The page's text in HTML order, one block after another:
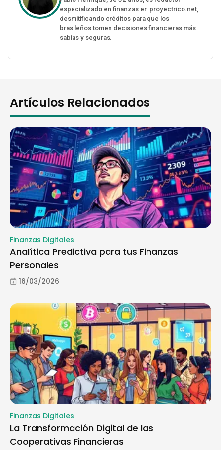
especializado en finanzas en proyectrico.net,
desmitificando créditos para que los
brasileños tomen decisiones financieras más
sabias y seguras.
Artículos Relacionados
Finanzas Digitales
Analítica Predictiva para tus Finanzas
Personales
16/03/2026
Finanzas Digitales
La Transformación Digital de las
Cooperativas Financieras